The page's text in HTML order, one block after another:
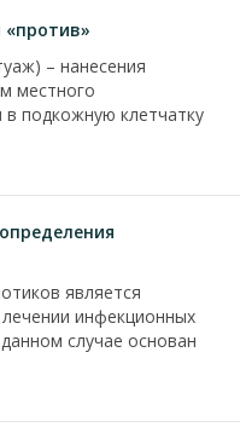
«против»
– нанесения
местного
подкожную клетчатку
является
инфекционных
случае основан